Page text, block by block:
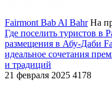
Fairmont Bab Al Bahr На
Где поселить туристов в
размещения в Абу-Даби
идеальное сочетания
и традиций
21 февраля 2025 4178